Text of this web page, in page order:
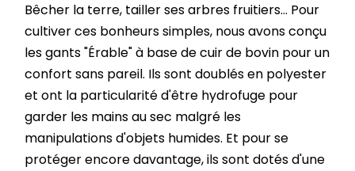
Bêcher la terre, tailler ses arbres fruitiers... Pour
cultiver ces bonheurs simples, nous avons conçu
les gants "Érable" à base de cuir de bovin pour un
confort sans pareil. Ils sont doublés en polyester
et ont la particularité d'être hydrofuge pour
garder les mains au sec malgré les
manipulations d'objets humides. Et pour se
protéger encore davantage, ils sont dotés d'une